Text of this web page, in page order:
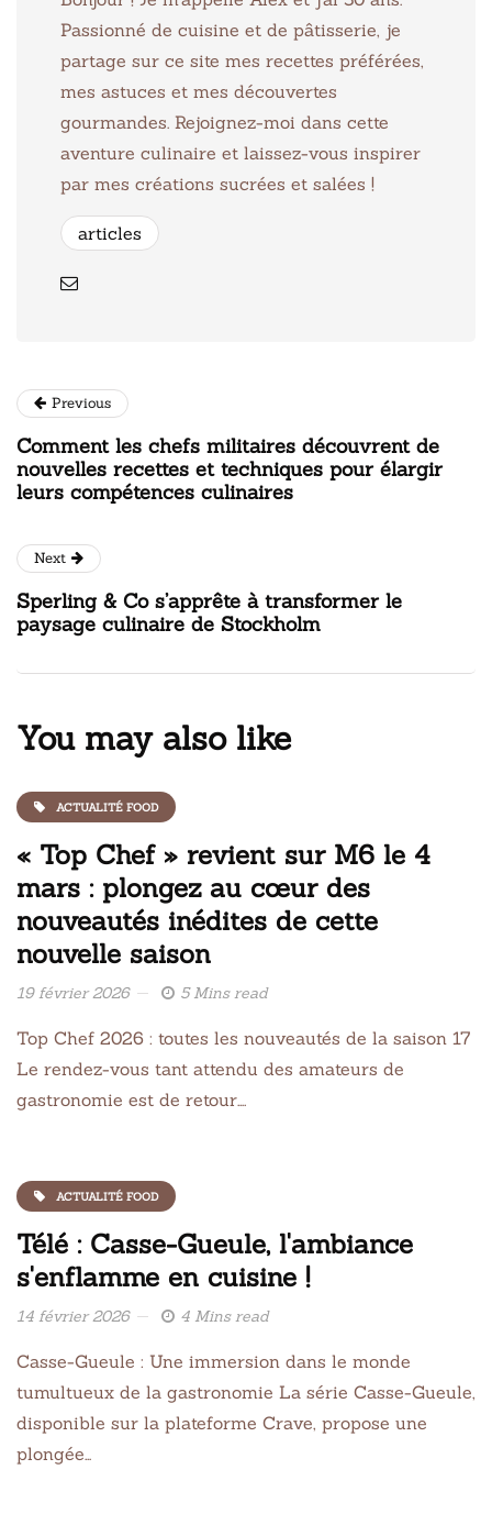
Passionné de cuisine et de pâtisserie, je
partage sur ce site mes recettes préférées,
mes astuces et mes découvertes
gourmandes. Rejoignez-moi dans cette
aventure culinaire et laissez-vous inspirer
par mes créations sucrées et salées !
articles
Previous
Comment les chefs militaires découvrent de
nouvelles recettes et techniques pour élargir
leurs compétences culinaires
Next
Sperling & Co s’apprête à transformer le
paysage culinaire de Stockholm
You may also like
ACTUALITÉ FOOD
« Top Chef » revient sur M6 le 4
mars : plongez au cœur des
nouveautés inédites de cette
nouvelle saison
19 février 2026 5 Mins read
Top Chef 2026 : toutes les nouveautés de la saison 17
Le rendez-vous tant attendu des amateurs de
gastronomie est de retour….
ACTUALITÉ FOOD
Télé : Casse-Gueule, l'ambiance
s'enflamme en cuisine !
14 février 2026 4 Mins read
Casse-Gueule : Une immersion dans le monde
tumultueux de la gastronomie La série Casse-Gueule,
disponible sur la plateforme Crave, propose une
plongée…